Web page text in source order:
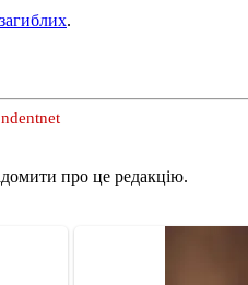
.
про це редакцію.